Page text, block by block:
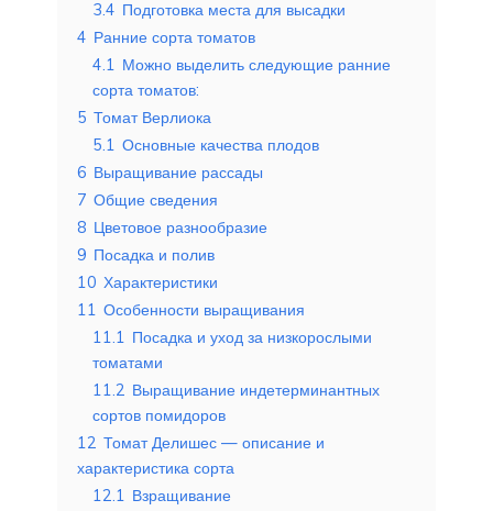
3.4 Подготовка места для высадки
4 Ранние сорта томатов
4.1 Можно выделить следующие ранние
сорта томатов:
5 Томат Верлиока
5.1 Основные качества плодов
6 Выращивание рассады
7 Общие сведения
8 Цветовое разнообразие
9 Посадка и полив
10 Характеристики
11 Особенности выращивания
11.1 Посадка и уход за низкорослыми
томатами
11.2 Выращивание индетерминантных
сортов помидоров
12 Томат Делишес — описание и
характеристика сорта
12.1 Взращивание